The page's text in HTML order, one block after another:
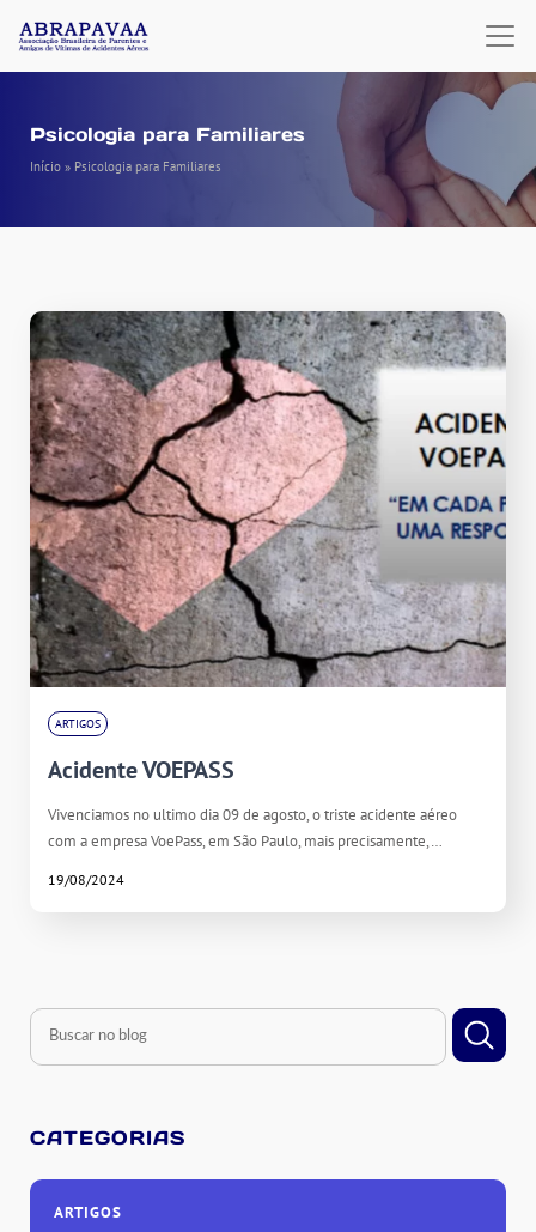
Psicologia para Familiares
Início » Psicologia para Familiares
ARTIGOS
Acidente VOEPASS
Vivenciamos no ultimo dia 09 de agosto, o triste acidente aéreo
com a empresa VoePass, em São Paulo, mais precisamente,…
19/08/2024
CATEGORIAS
ARTIGOS